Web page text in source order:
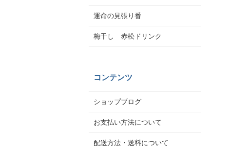
運命の見張り番
梅干し 赤松ドリンク
コンテンツ
ショップブログ
お支払い方法について
配送方法・送料について